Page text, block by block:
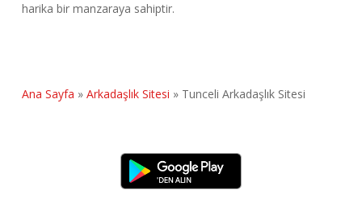
harika bir manzaraya sahiptir.
Ana Sayfa » Arkadaşlık Sitesi » Tunceli Arkadaşlık Sitesi